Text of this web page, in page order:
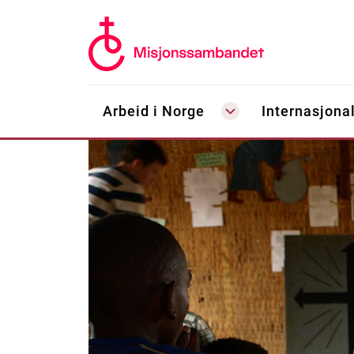
Arbeid i Norge